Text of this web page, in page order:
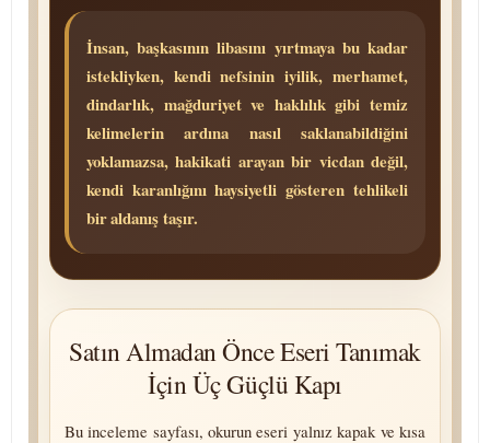
İnsan, başkasının libasını yırtmaya bu kadar
istekliyken, kendi nefsinin iyilik, merhamet,
dindarlık, mağduriyet ve haklılık gibi temiz
kelimelerin ardına nasıl saklanabildiğini
yoklamazsa, hakikati arayan bir vicdan değil,
kendi karanlığını haysiyetli gösteren tehlikeli
bir aldanış taşır.
Satın Almadan Önce Eseri Tanımak
İçin Üç Güçlü Kapı
Bu inceleme sayfası, okurun eseri yalnız kapak ve kısa